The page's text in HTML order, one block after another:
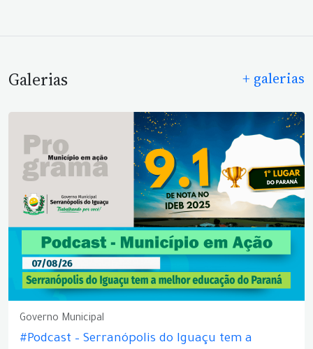
Galerias + galerias
Governo Municipal
#Podcast – Serranópolis do Iguaçu tem a